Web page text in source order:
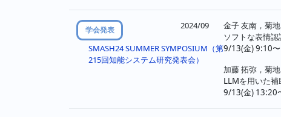
学会発表 2024/09
SMASH24 SUMMER SYMPOSIUM（第
215回知能システム研究発表会）
金子 友南，菊
ソフトな表情
9/13(金) 9:10〜
加藤 拓弥，菊
LLMを用いた
9/13(金) 13:20